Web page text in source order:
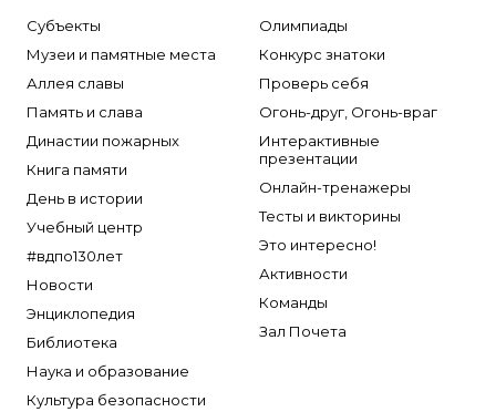
Субъекты
Музеи и памятные места
Аллея славы
Память и слава
Династии пожарных
Книга памяти
День в истории
Учебный центр
#вдпо130лет
Новости
Энциклопедия
Библиотека
Наука и образование
Культура безопасности
Олимпиады
Конкурс знатоки
Проверь себя
Огонь-друг, Огонь-враг
Интерактивные
презентации
Онлайн-тренажеры
Тесты и викторины
Это интересно!
Активности
Команды
Зал Почета